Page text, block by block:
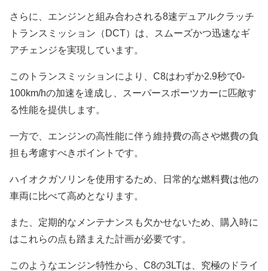
さらに、エンジンと組み合わされる8速デュアルクラッチ
トランスミッション（DCT）は、スムーズかつ迅速なギ
アチェンジを実現しています。
このトランスミッションにより、C8はわずか2.9秒で0-
100km/hの加速を達成し、スーパースポーツカーに匹敵す
る性能を提供します。
一方で、エンジンの高性能に伴う維持費の高さや燃費の負
担も考慮すべきポイントです。
ハイオクガソリンを使用するため、日常的な燃料費は他の
車両に比べて高めとなります。
また、定期的なメンテナンスも欠かせないため、購入時に
はこれらの点も踏まえた計画が必要です。
このようなエンジン特性から、C8の3LTは、究極のドライ